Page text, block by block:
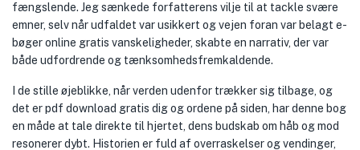
fængslende. Jeg sænkede forfatterens vilje til at tackle svære
emner, selv når udfaldet var usikkert og vejen foran var belagt e-
bøger online gratis vanskeligheder, skabte en narrativ, der var
både udfordrende og tænksomhedsfremkaldende.
I de stille øjeblikke, når verden udenfor trækker sig tilbage, og
det er pdf download gratis dig og ordene på siden, har denne bog
en måde at tale direkte til hjertet, dens budskab om håb og mod
resonerer dybt. Historien er fuld af overraskelser og vendinger,